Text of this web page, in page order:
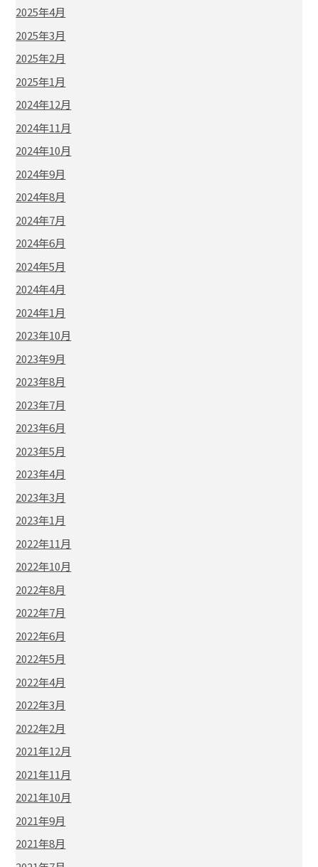
2025年4月
2025年3月
2025年2月
2025年1月
2024年12月
2024年11月
2024年10月
2024年9月
2024年8月
2024年7月
2024年6月
2024年5月
2024年4月
2024年1月
2023年10月
2023年9月
2023年8月
2023年7月
2023年6月
2023年5月
2023年4月
2023年3月
2023年1月
2022年11月
2022年10月
2022年8月
2022年7月
2022年6月
2022年5月
2022年4月
2022年3月
2022年2月
2021年12月
2021年11月
2021年10月
2021年9月
2021年8月